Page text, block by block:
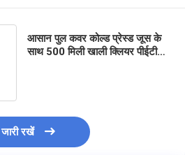
आसान पुल कवर कोल्ड प्रेस्ड जूस के
साथ 500 मिली खाली क्लियर पीईटी
जारी रखें